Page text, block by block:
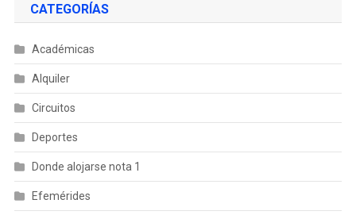
CATEGORÍAS
Académicas
Alquiler
Circuitos
Deportes
Donde alojarse nota 1
Efemérides